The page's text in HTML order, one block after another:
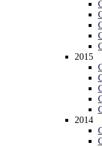
2015
2014